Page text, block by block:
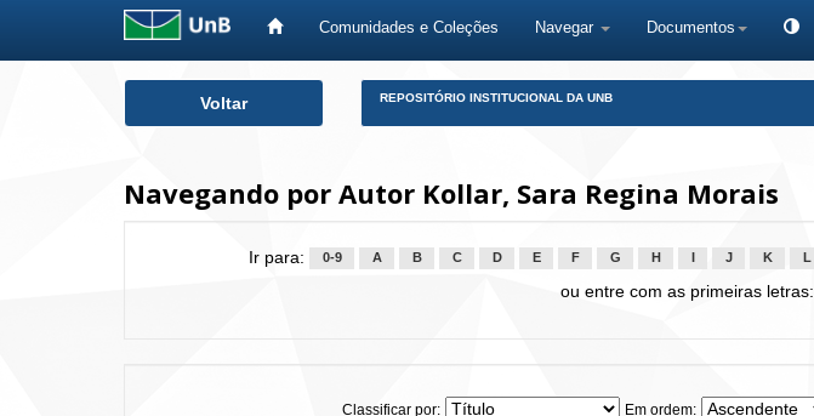
Comunidades e Coleções Navegar Documentos
Voltar REPOSITÓRIO INSTITUCIONAL DA UNB
Navegando por Autor Kollar, Sara Regina Morais
Ir para: 0-9 A B C D E F G H J K L
ou entre com as primeiras letras:
Classificar por: Em ordem: